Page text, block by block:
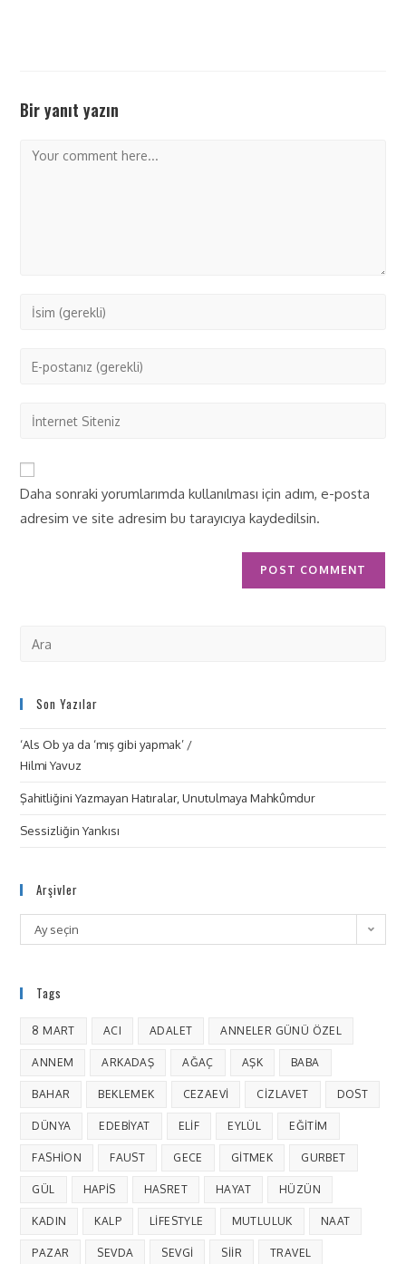
Bir yanıt yazın
Daha sonraki yorumlarımda kullanılması için adım, e-posta
adresim ve site adresim bu tarayıcıya kaydedilsin.
Son Yazılar
‘Als Ob ya da ‘mış gibi yapmak’ /
Hilmi Yavuz
Şahitliğini Yazmayan Hatıralar, Unutulmaya Mahkûmdur
Sessizliğin Yankısı
Arşivler
Ay seçin
Tags
8 MART ACI ADALET ANNELER GÜNÜ ÖZEL
ANNEM ARKADAŞ AĞAÇ AŞK BABA
BAHAR BEKLEMEK CEZAEVI CIZLAVET DOST
DÜNYA EDEBIYAT ELIF EYLÜL EĞITIM
FASHION FAUST GECE GITMEK GURBET
GÜL HAPIS HASRET HAYAT HÜZÜN
KADIN KALP LIFESTYLE MUTLULUK NAAT
PAZAR SEVDA SEVGI SIIR TRAVEL